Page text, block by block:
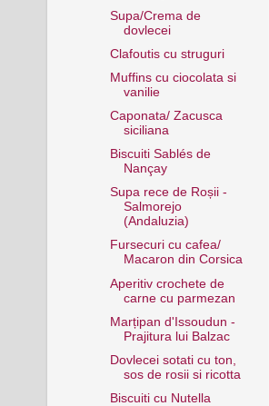
Supa/Crema de
dovlecei
Clafoutis cu struguri
Muffins cu ciocolata si
vanilie
Caponata/ Zacusca
siciliana
Biscuiti Sablés de
Nançay
Supa rece de Roșii -
Salmorejo
(Andaluzia)
Fursecuri cu cafea/
Macaron din Corsica
Aperitiv crochete de
carne cu parmezan
Marțipan d'Issoudun -
Prajitura lui Balzac
Dovlecei sotati cu ton,
sos de rosii si ricotta
Biscuiti cu Nutella